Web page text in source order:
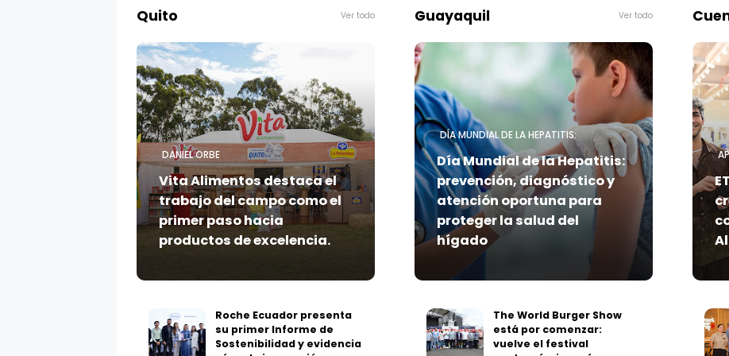
DANIEL ORBE
Vita Alimentos destaca el
trabajo del campo como el
primer paso hacia
productos de excelencia.
su primer Informe de
Sostenibilidad y evidencia
cómo la innovación en
DÍA MUNDIAL DE LA HEPATITIS:
Día Mundial de la Hepatitis:
prevención, diagnóstico y
atención oportuna para
proteger la salud del
hígado
está por comenzar:
vuelve el festival
gastronómico más